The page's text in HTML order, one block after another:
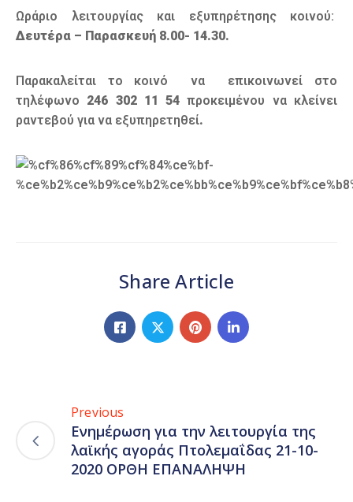
Ωράριο λειτουργίας και εξυπηρέτησης κοινού:
Δευτέρα – Παρασκευή 8.00- 14.30.
Παρακαλείται το κοινό να επικοινωνεί στο
τηλέφωνο 246 302 11 54προκειμένου να κλείνει
ραντεβού για να εξυπηρετηθεί.
Share Article
Previous
Ενημέρωση για την λειτουργία της
λαϊκής αγοράς Πτολεμαΐδας 21-10-
2020 ΟΡΘΗ ΕΠΑΝΑΛΗΨΗ